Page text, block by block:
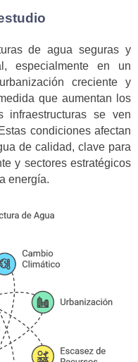
de agua seguras y
especialmente en un
creciente y
que aumentan los
infraestructuras se ven
condiciones afectan
de calidad, clave para
y sectores estratégicos
energía.